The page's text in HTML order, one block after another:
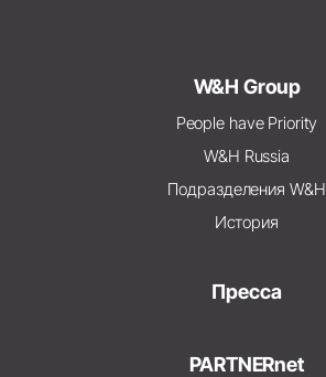
W&H Group
People have Priority
W&H Russia
Подразделения W&H
История
Пресса
PARTNERnet